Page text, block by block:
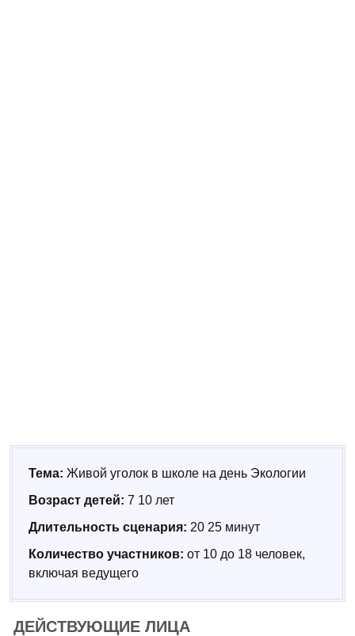
Тема: Живой уголок в школе на день Экологии
Возраст детей: 7 10 лет
Длительность сценария: 20 25 минут
Количество участников: от 10 до 18 человек,
включая ведущего
ДЕЙСТВУЮЩИЕ ЛИЦА